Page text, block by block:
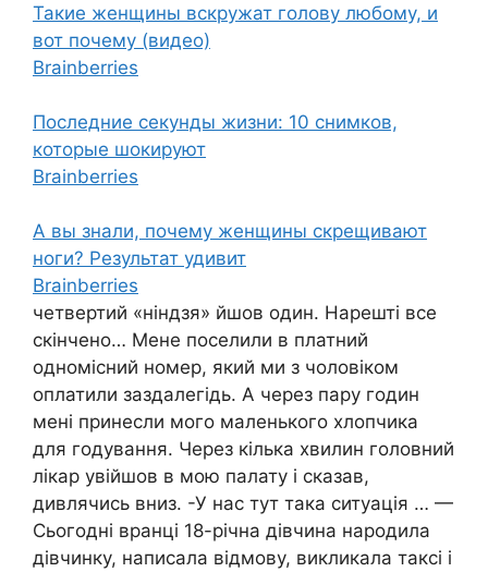
Такие женщины вскружат голову любому, и
вот почему (видео)
Brainberries
Последние секунды жизни: 10 снимков,
которые шокируют
Brainberries
А вы знали, почему женщины скрещивают
ноги? Результат удивит
Brainberries
четвертий «ніндзя» йшов один. Нарешті все
скінчено… Мене поселили в платний
одномісний номер, який ми з чоловіком
оплатили заздалегідь. А через пару годин
мені принесли мого маленького хлопчика
для годування. Через кілька хвилин головний
лікар увійшов в мою палату і сказав,
дивлячись вниз. -У нас тут така ситуація … —
Сьогодні вранці 18-річна дівчина народила
дівчинку, написала відмову, викликала таксі і